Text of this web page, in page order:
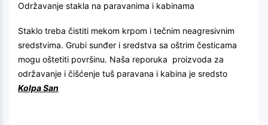
Održavanje stakla na paravanima i kabinama
Staklo treba čistiti mekom krpom i tečnim neagresivnim
sredstvima. Grubi sunđer i sredstva sa oštrim česticama
mogu oštetiti površinu. Naša reporuka proizvoda za
održavanje i čišćenje tuš paravana i kabina je sredsto
Kolpa San